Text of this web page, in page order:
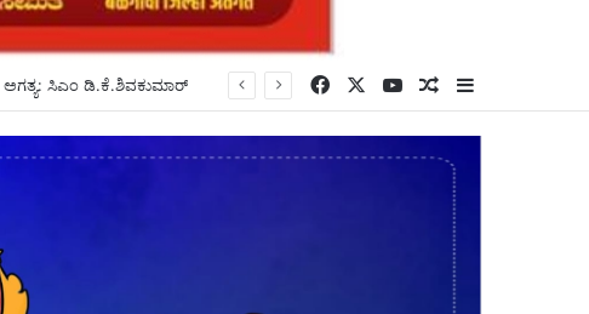
FacebookYouTubeRandom Article